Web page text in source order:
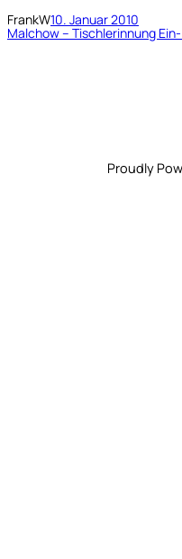
FrankW10. Januar 2010
Malchow – Tischlerinnung
Proudly